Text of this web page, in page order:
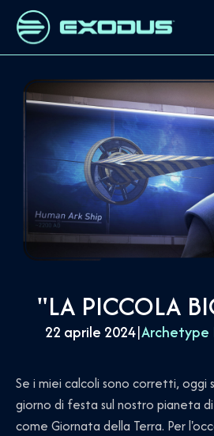
"LA PICCOLA
22 aprile 2024|
Se i miei calcoli sono corretti, oggi
giorno di festa sul nostro pianeta
come Giornata della Terra. Per